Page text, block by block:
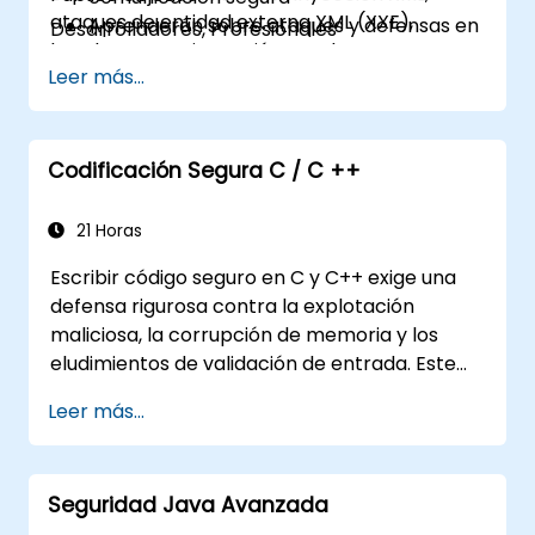
ataques de entidad externa XML (XXE),
bombas XML e inyección XPath.
Aprenderán sobre ataques y defensas en
Tendrán una comprensión práctica de la
criptografía
Comprenderán los protocolos de
seguridad esenciales
recientes contra sistemas criptográficos
vulnerabilidades relacionadas recientes
Comprenderán los conceptos de
seguridad de los servicios web
Obtendrán fuentes y lecturas adicionales
sobre prácticas de codificación segura
Desarrolladores, Profesionales
Leer más...
Codificación Segura C / C ++
21 Horas
Escribir código seguro en C y C++ exige una
defensa rigurosa contra la explotación
maliciosa, la corrupción de memoria y los
eludimientos de validación de entrada. Este
como desbordamientos de búfer, uso
después de liberar, desbordamientos enteros
y confusiones de tipo. Los participantes
aplican directrices de codificación segura,
Leer más...
Seguridad Java Avanzada